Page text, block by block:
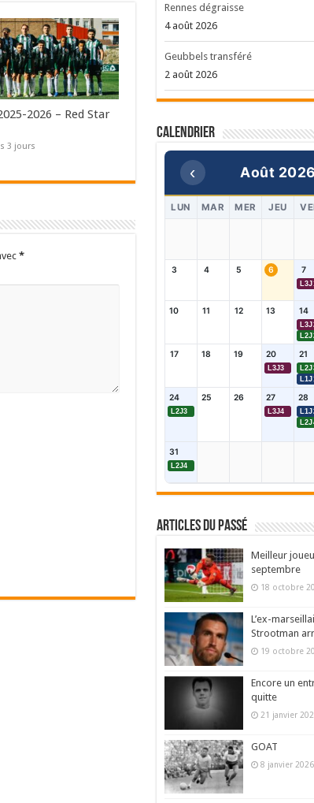
2026 – Red Star
3 jours
*
Rennes dégraisse
4 août 2026
Geubbels transféré
2 août 2026
Calendrier
‹ Août 2026
LUN MAR MER JEU
3 4 5 6 7
L3J1
10 11 12 13 14
17 18 19 20
L3J3
21
L1J1
24
L2J3
25 26 27
L3J4
28
31
L2J4
Articles du passé
Meilleur
septembre
18 octobre
L’ex-
Strootman
19 octobre
Encore un
quitte
21 janvier
GOAT
8 janvier 2026